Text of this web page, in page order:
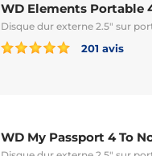
WD Elements Portable
Disque dur externe 2.5" sur
201 avis
WD My Passport 4 To